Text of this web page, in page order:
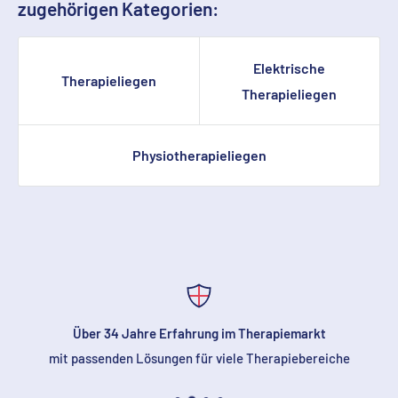
Ihre bevorzugte Versandoption wählen Sie im Checkout
aus.
zugehörigen Kategorien:
Therapieliegen
Elektrische
Therapieliegen
Physiotherapieliegen
Über 34 Jahre Erfahrung im Therapiemarkt
mit passenden Lösungen für viele Therapiebereiche